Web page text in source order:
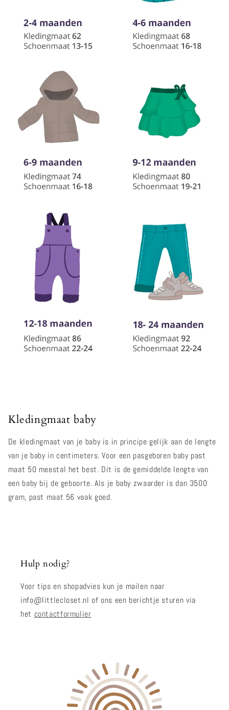
Kledingmaat baby
De kledingmaat van je baby is in principe gelijk aan de lengte
van je baby in centimeters. Voor een pasgeboren baby past
maat 50 meestal het best. Dit is de gemiddelde lengte van
een baby bij de geboorte. Als je baby zwaarder is dan 3500
gram, past maat 56 vaak goed.
Hulp nodig?
Voor tips en shopadvies kun je mailen naar
info@littlecloset.nl of ons een berichtje sturen via
het contactformulier